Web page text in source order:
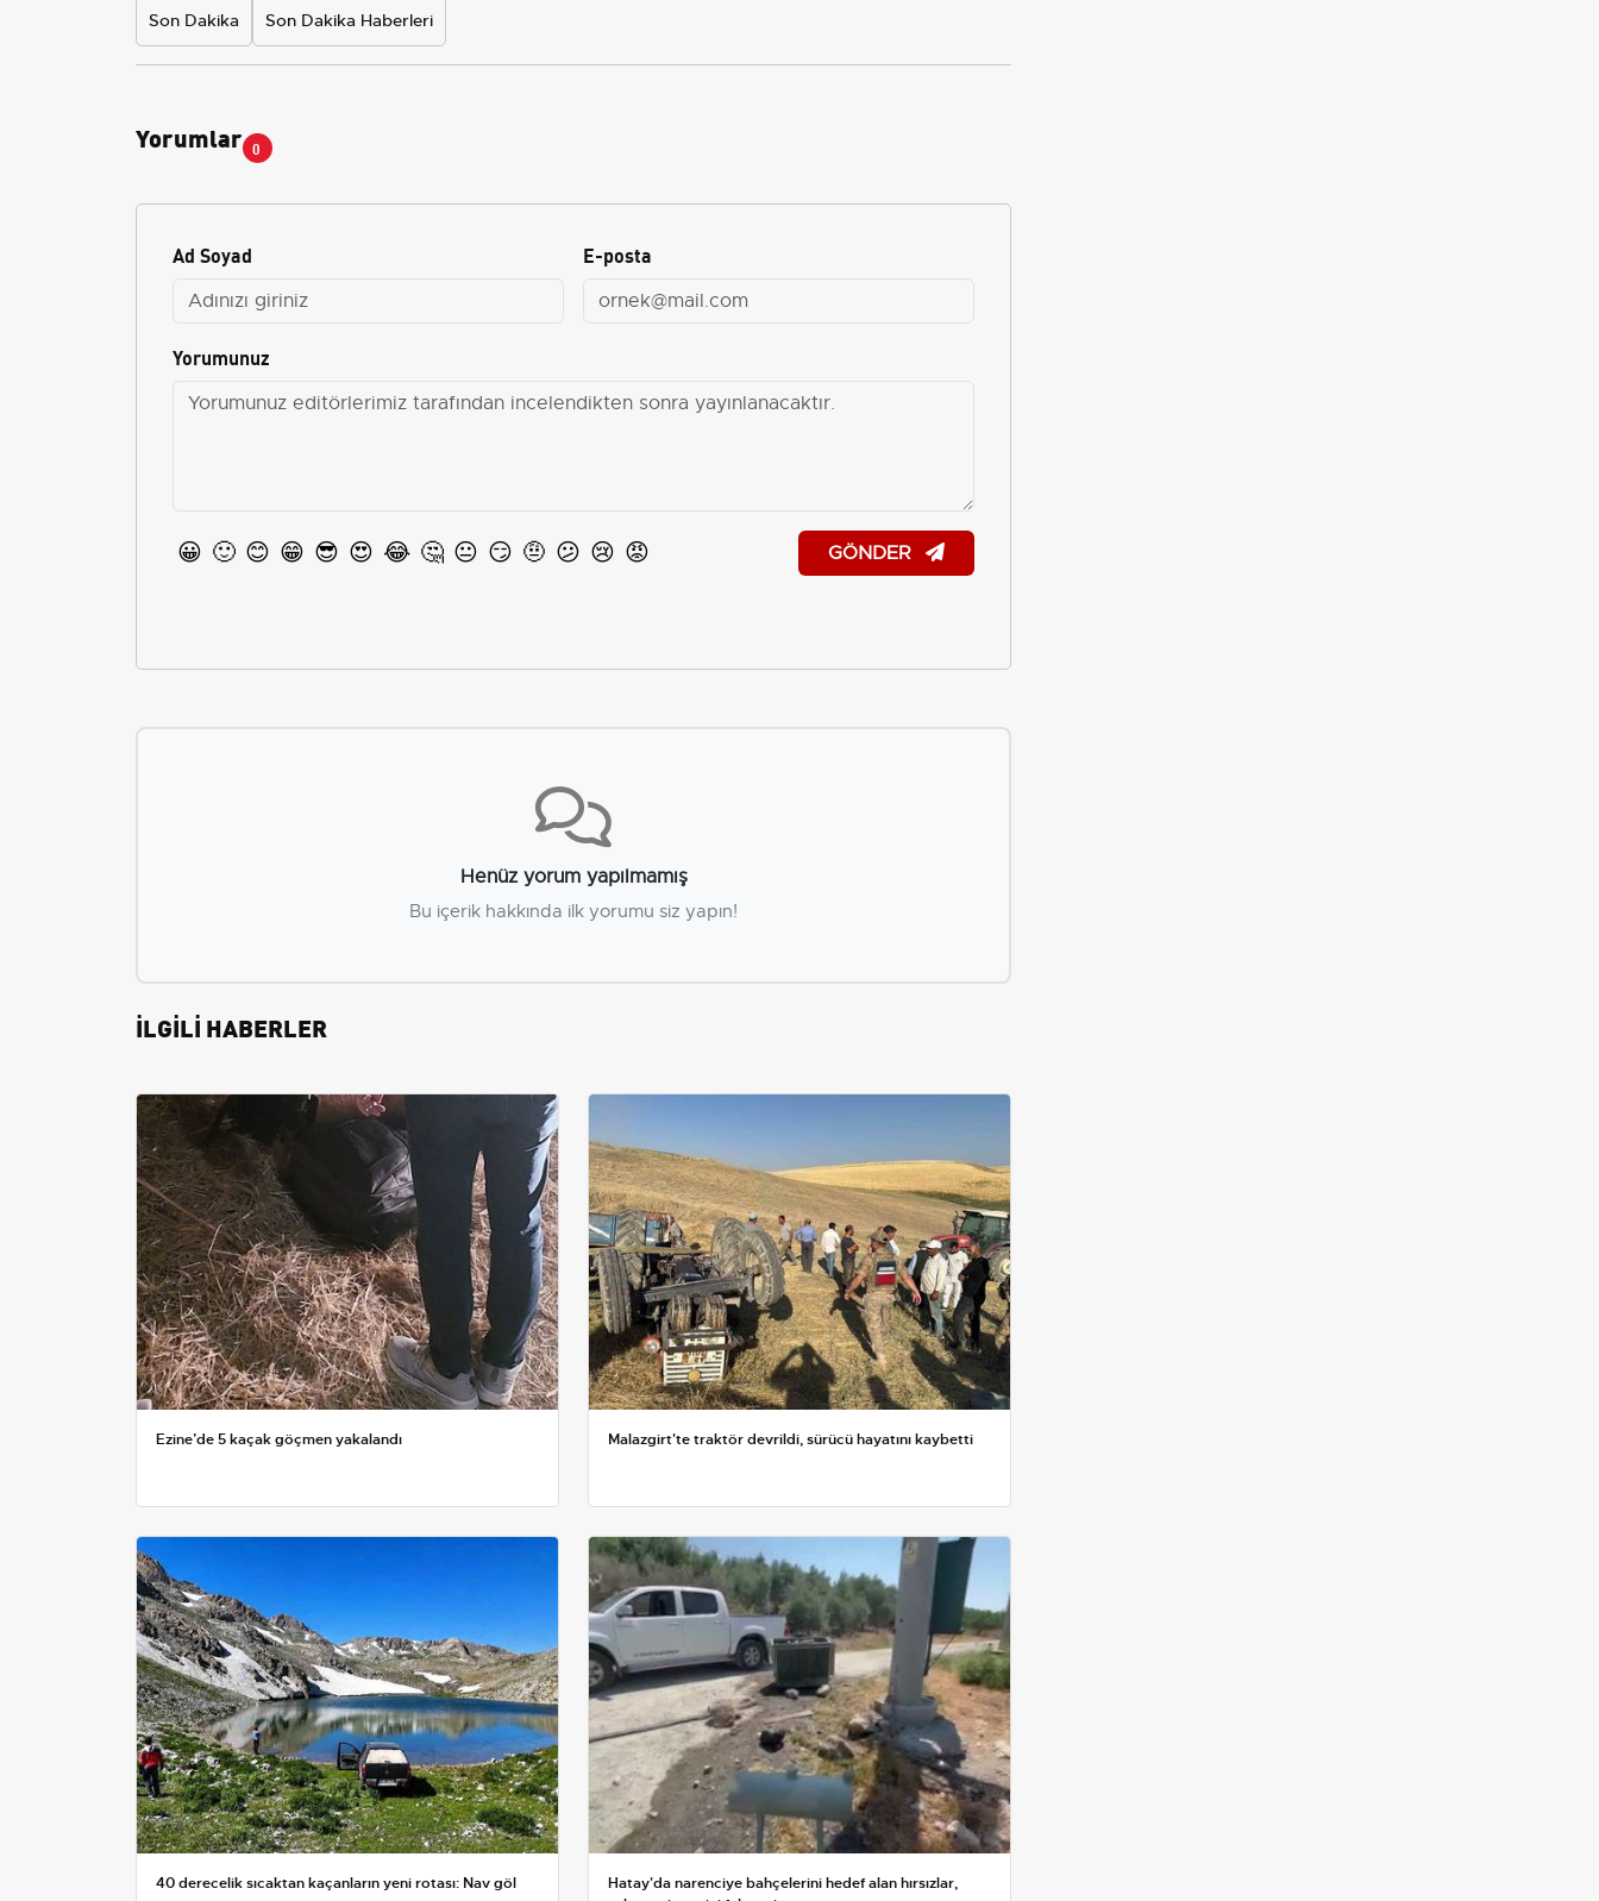
Son Dakika Son Dakika Haberleri
Yorumlar 0
Ad Soyad E-posta
Yorumunuz
😀 🙂 😊 😁 😎 😍 😂 🤔 😐 😏 🤨 😕 😢 😡 GÖNDER
Henüz yorum yapılmamış
Bu içerik hakkında ilk yorumu siz yapın!
İLGİLİ HABERLER
Ezine’de 5 kaçak göçmen yakalandı Malazgirt'te traktör devrildi, sürücü hayatını kaybetti
40 derecelik sıcaktan kaçanların yeni rotası: Nav göl
Hatay'da narenciye bahçelerini hedef alan hırsızlar,